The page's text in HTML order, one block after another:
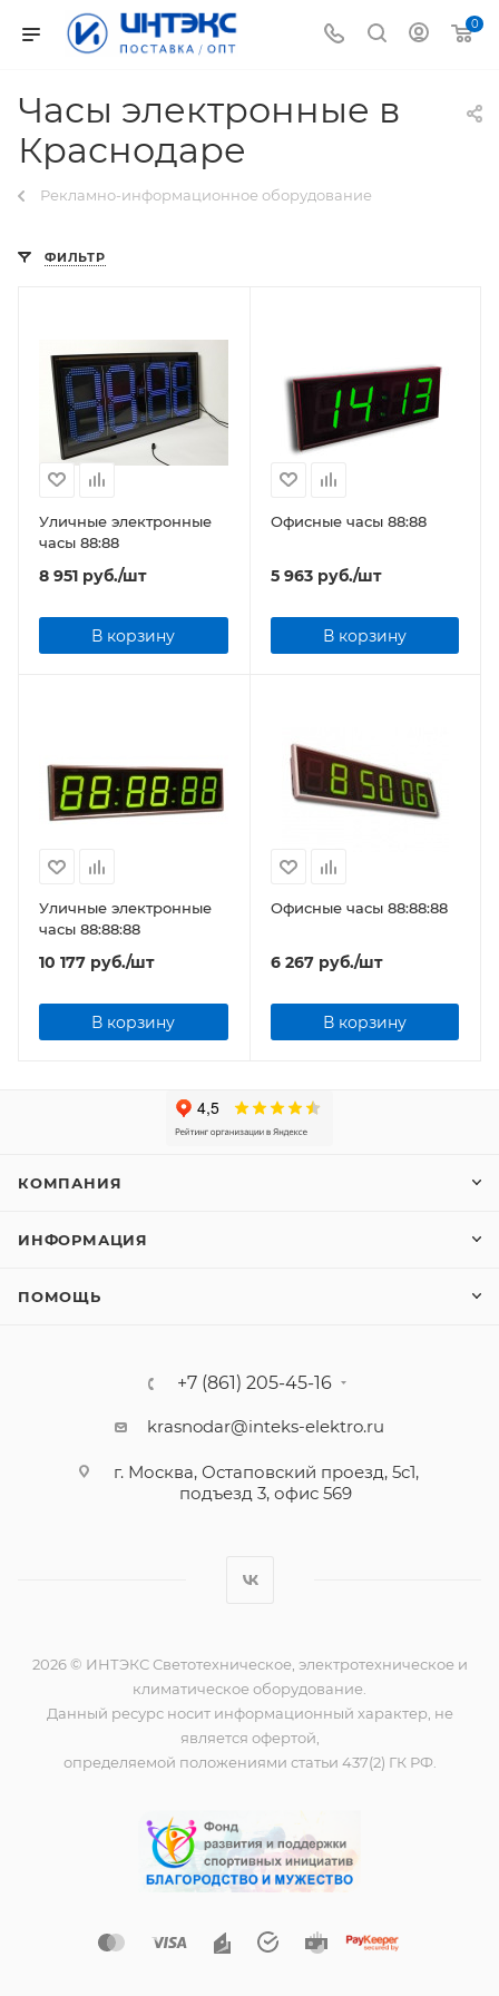
0
Часы электронные в
Краснодаре
Рекламно-информационное оборудование
ФИЛЬТР
Уличные электронные
часы 88:88
8 951 руб./шт
В корзину
Офисные часы 88:88
5 963руб./шт
В корзину
Уличные электронные
часы 88:88:88
10 177 руб./шт
В корзину
Офисные часы 88:88:88
6 267руб./шт
В корзину
КОМПАНИЯ
ИНФОРМАЦИЯ
ПОМОЩЬ
+7 (861) 205-45-16
krasnodar@inteks-elektro.ru
г. Москва, Остаповский проезд, 5с1,
подъезд 3, офис 569
2026 © ИНТЭКС Светотехническое, электротехническое и
климатическое оборудование.
Данный ресурс носит информационный характер, не
является офертой,
определяемой положениями статьи 437(2) ГК РФ.